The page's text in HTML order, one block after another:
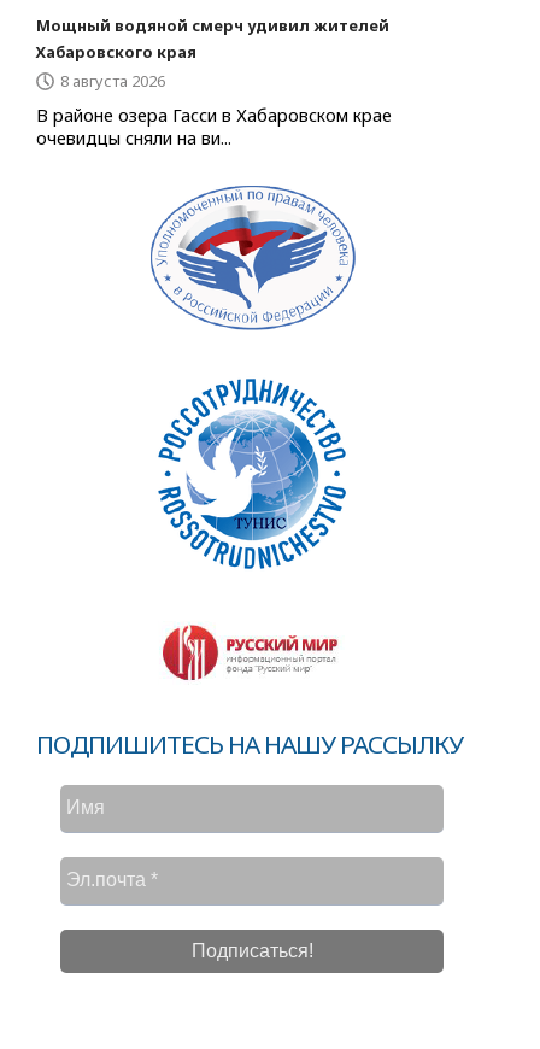
Мощный водяной смерч удивил жителей
Хабаровского края
8 августа 2026
В районе озера Гасси в Хабаровском крае
очевидцы сняли на ви...
ПОДПИШИТЕСЬ НА НАШУ РАССЫЛКУ